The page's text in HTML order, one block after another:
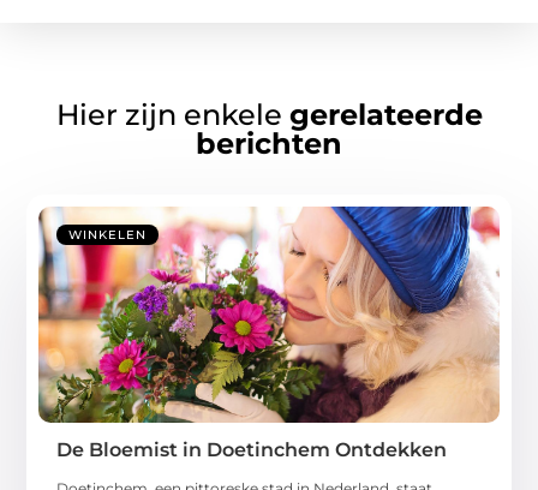
Hier zijn enkele gerelateerde
berichten
WINKELEN
De Bloemist in Doetinchem Ontdekken